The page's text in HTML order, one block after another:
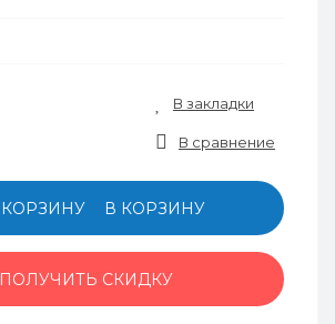
В закладки
В сравнение
В КОРЗИНУ
ПОЛУЧИТЬ СКИДКУ